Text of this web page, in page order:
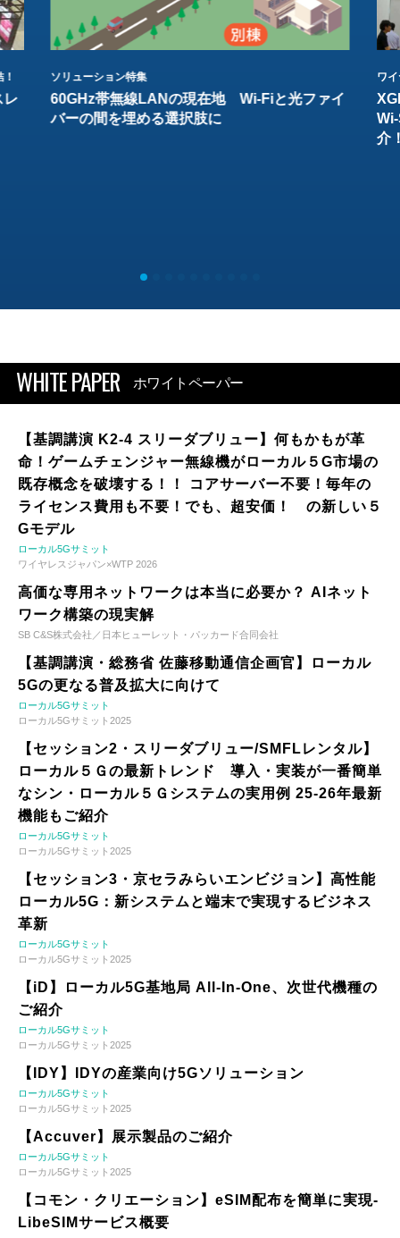
レ
ソリューション特集
60GHz帯無線LANの現在地 Wi-Fiと光ファイ
バーの間を埋める選択肢に
ワ
介
WHITE PAPER ホワイトペーパー
【基調講演 K2-4 スリーダブリュー】何もかもが革
命！ゲームチェンジャー無線機がローカル５G市場の
既存概念を破壊する！！ コアサーバー不要！毎年の
ライセンス費用も不要！でも、超安価！ の新しい５
Gモデル
ローカル5Gサミット
ワイヤレスジャパン×WTP 2026
高価な専用ネットワークは本当に必要か？ AIネット
ワーク構築の現実解
SB C&S株式会社／日本ヒューレット・パッカード合同会社
【基調講演・総務省 佐藤移動通信企画官】ローカル
5Gの更なる普及拡大に向けて
ローカル5Gサミット
ローカル5Gサミット2025
【セッション2・スリーダブリュー/SMFLレンタル】
ローカル５Ｇの最新トレンド 導入・実装が一番簡単
なシン・ローカル５Ｇシステムの実用例 25-26年最新
機能もご紹介
ローカル5Gサミット
ローカル5Gサミット2025
【セッション3・京セラみらいエンビジョン】高性能
ローカル5G：新システムと端末で実現するビジネス
革新
ローカル5Gサミット
ローカル5Gサミット2025
【iD】ローカル5G基地局 All-In-One、次世代機種の
ご紹介
ローカル5Gサミット
ローカル5Gサミット2025
【IDY】IDYの産業向け5Gソリューション
ローカル5Gサミット
ローカル5Gサミット2025
【Accuver】展示製品のご紹介
ローカル5Gサミット
ローカル5Gサミット2025
【コモン・クリエーション】eSIM配布を簡単に実現-
LibeSIMサービス概要